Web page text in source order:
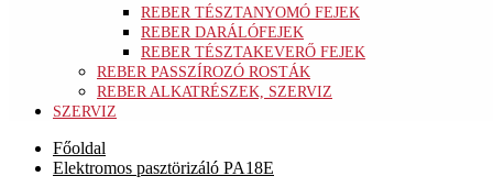
REBER TÉSZTANYOMÓ FEJEK
REBER DARÁLÓFEJEK
REBER TÉSZTAKEVERŐ FEJEK
REBER PASSZÍROZÓ ROSTÁK
REBER ALKATRÉSZEK, SZERVIZ
SZERVIZ
Főoldal
Elektromos pasztörizáló PA18E